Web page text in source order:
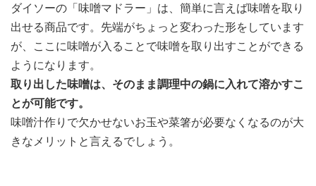
ダイソーの「味噌マドラー」は、簡単に言えば味噌を取り
出せる商品です。先端がちょっと変わった形をしています
が、ここに味噌が入ることで味噌を取り出すことができる
ようになります。
取り出した味噌は、そのまま調理中の鍋に入れて溶かすこ
とが可能です。
味噌汁作りで欠かせないお玉や菜箸が必要なくなるのが大
きなメリットと言えるでしょう。